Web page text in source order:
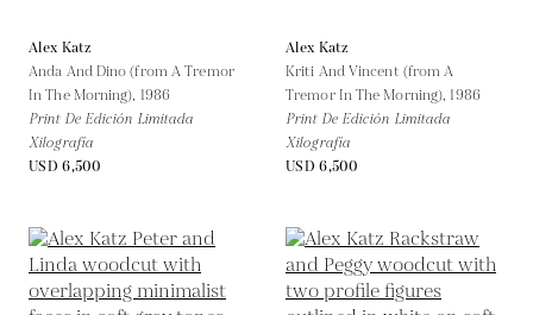
Alex Katz
Anda And Dino (from A Tremor
In The Morning), 1986
Print De Edición Limitada
Xilografía
USD 6,500
Alex Katz
Kriti And Vincent (from A
Tremor In The Morning),1986
Print De Edición Limitada
Xilografía
USD 6,500